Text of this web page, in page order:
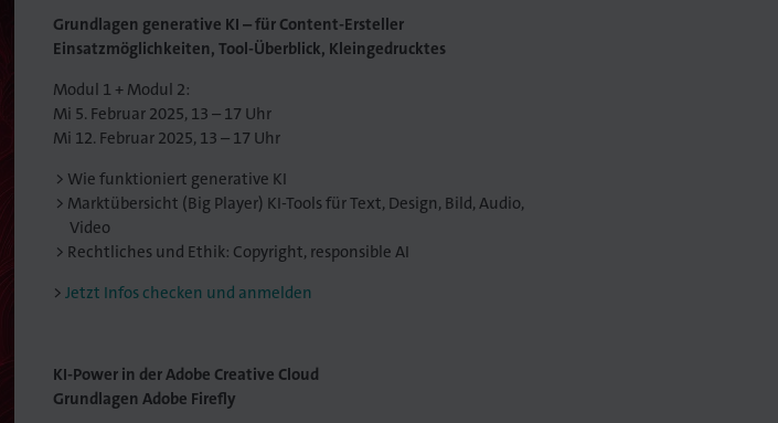
Grundlagen generative KI – für Content-Ersteller
Einsatzmöglichkeiten, Tool-Überblick, Kleingedrucktes
Modul 1 + Modul 2:
Mi 5. Februar 2025, 13 – 17 Uhr
Mi 12. Februar 2025, 13 – 17 Uhr
Wie funktioniert generative KI
Marktübersicht (Big Player) KI-Tools für Text, Design, Bild, Audio,
Video
Rechtliches und Ethik: Copyright, responsible AI
Jetzt Infos checken und anmelden
KI-Power in der Adobe Creative Cloud
Grundlagen Adobe Firefly